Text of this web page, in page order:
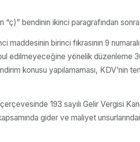
“ç)” bendinin ikinci paragrafından
maddesinin birinci fıkrasının 9
edilmeyeceğine yönelik
konusu yapılamaması,
193 sayılı Gelir Vergisi
gider ve maliyet